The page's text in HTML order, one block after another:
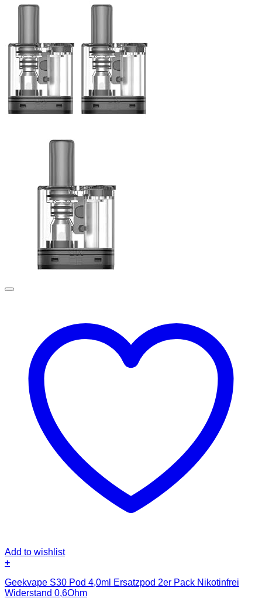
Add to wishlist
+
Geekvape S30 Pod 4,0ml Ersatzpod 2er Pack Nikotinfrei
Widerstand 0,6Ohm